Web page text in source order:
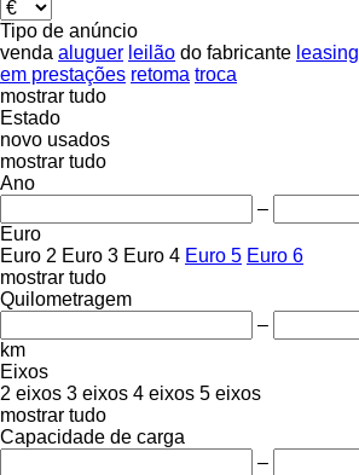
Tipo de anúncio
venda aluguer leilão do fabricante leasing
em prestações retoma troca
mostrar tudo
Estado
novo usados
mostrar tudo
Ano
–
Euro
Euro 2 Euro 3 Euro 4 Euro 5 Euro 6
mostrar tudo
Quilometragem
–
km
Eixos
2 eixos 3 eixos 4 eixos 5 eixos
mostrar tudo
Capacidade de carga
–